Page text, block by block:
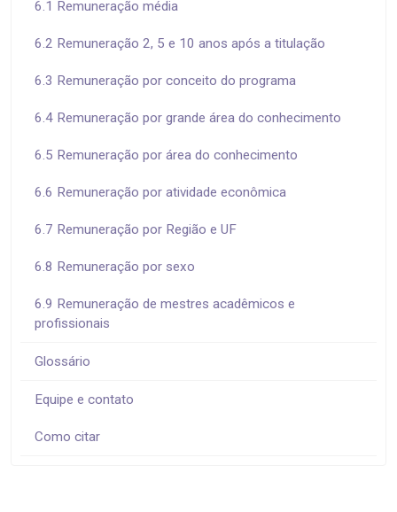
6.1 Remuneração média
6.2 Remuneração 2, 5 e 10 anos após a titulação
6.3 Remuneração por conceito do programa
6.4 Remuneração por grande área do conhecimento
6.5 Remuneração por área do conhecimento
6.6 Remuneração por atividade econômica
6.7 Remuneração por Região e UF
6.8 Remuneração por sexo
6.9 Remuneração de mestres acadêmicos e
profissionais
Glossário
Equipe e contato
Como citar